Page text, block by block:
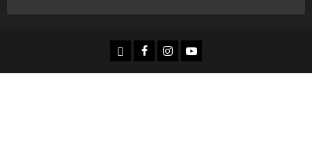
доwнлоад
Фацебоок
Инстаграм
Yоутубе